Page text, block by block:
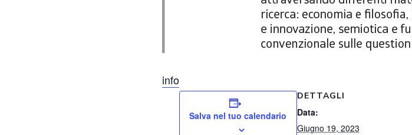
info
Salva nel tuo calendario
DETTAGLI
Data:
Giugno 19, 2023